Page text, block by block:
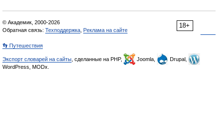
18+
© Академик, 2000-2026
Обратная связь: Техподдержка Реклама на сайте
👣 Путешествия
Экспорт словарей на сайты , сделанные на PHP, Joomla,
Drupal,
WordPress, MODx.